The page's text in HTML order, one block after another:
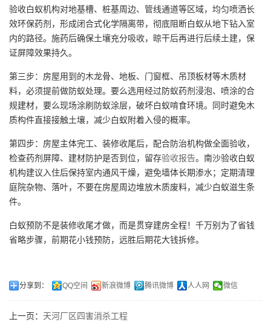
验收白蚁机构对地基槽、桩基周边、管线通道等区域，均匀喷洒长
效环保药剂，形成闭合式化学隔离带，彻底阻断白蚁从地下钻入室
内的路径。施药后确保土壤充分吸收，晾干后再进行后续土建，保
证屏障效果持久。
第三步：房屋用到的木龙骨、地板、门窗框、吊顶板材等木质材
料，必须提前做防蚁处理。要么选用经过防蚁药剂浸泡、喷涂的合
规建材，要么现场涂刷防蚁涂层，破坏白蚁啃食环境。同时避免木
质构件直接接触土壤，减少白蚁附着入侵的概率。
第四步：房屋主体完工、装修收尾后，配合防治机构做全面验收，
检查药剂屏障、建材防护是否到位，留存验收报告。南沙验收白蚁
机构建议入住后保持室内通风干燥，避免墙体长期渗水；定期清理
庭院杂物、落叶，不要在房屋周边堆放木质废料，减少白蚁滋生条
件。
白蚁预防不是装修收尾才做，而是贯穿建房全程！千万别为了省钱
省略步骤，前期花小钱预防，远胜后期花大钱拆修。
分享到： QQ空间 新浪微博 腾讯微博 人人网 微信
上一页： 天河厂区四害消杀工程